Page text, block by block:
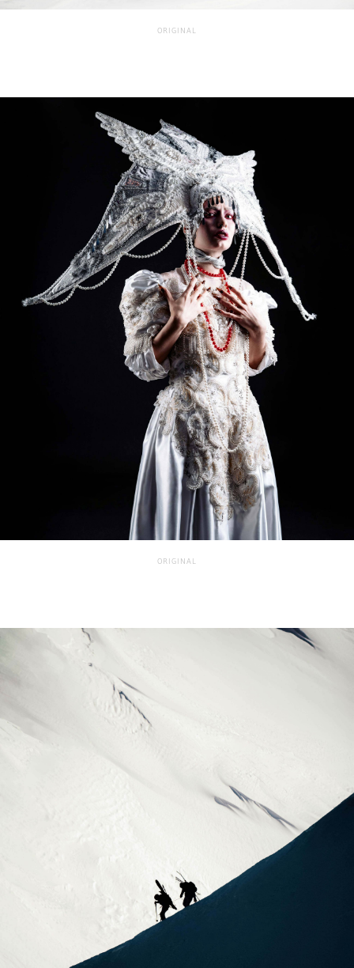
ORIGINAL
ORIGINAL